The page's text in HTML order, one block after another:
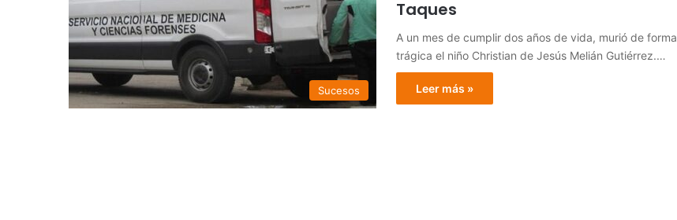
Sucesos
Taques
A un mes de cumplir dos años de vida, murió de forma
trágica el niño Christian de Jesús Melián Gutiérrez.…
Leer más »